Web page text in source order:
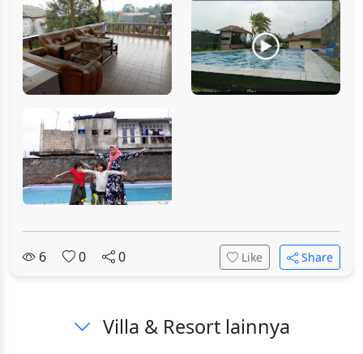
6 0 0 Like Share
Villa & Resort lainnya